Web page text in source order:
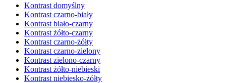
Kontrast domyślny
Kontrast czarno-biały
Kontrast biało-czarny
Kontrast żółto-czarny
Kontrast czarno-żółty
Kontrast czarno-zielony
Kontrast zielono-czarny
Kontrast żółto-niebieski
Kontrast niebiesko-żółty